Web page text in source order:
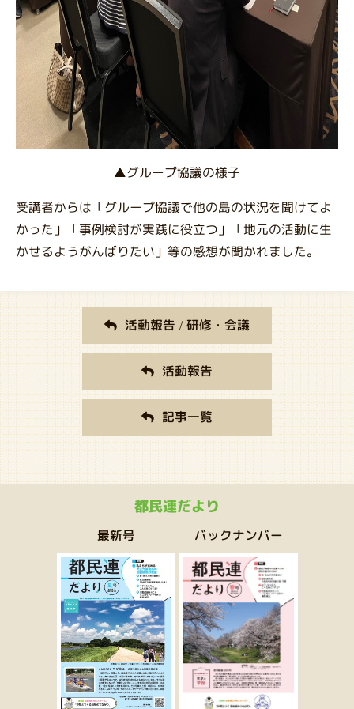
▲グループ協議の様子
受講者からは「グループ協議で他の島の状況を聞けてよ
かった」「事例検討が実践に役立つ」「地元の活動に生
かせるようがんばりたい」等の感想が聞かれました。
活動報告 / 研修・会議
活動報告
記事一覧
都民連だより
最新号 バックナンバー